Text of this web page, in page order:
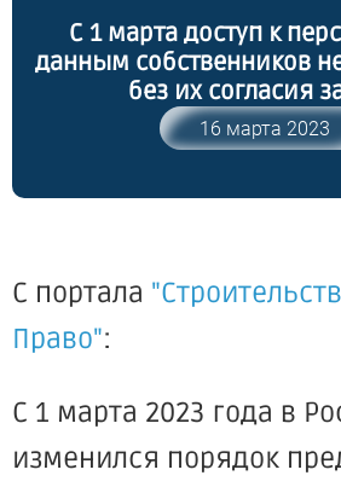
С 1 марта доступ к
данным собственников
без их согласия
16 марта 2023
С портала
Право":
С 1 марта 2023 года в
изменился порядок